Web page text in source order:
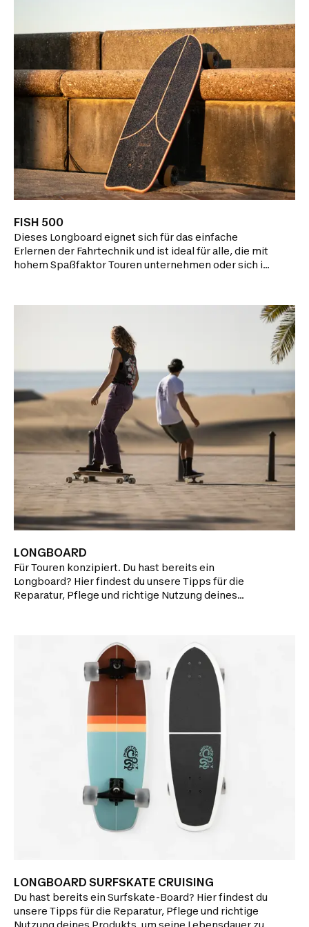
FISH 500
Dieses Longboard eignet sich für das einfache
Erlernen der Fahrtechnik und ist ideal für alle, die mit
hohem Spaßfaktor Touren unternehmen oder sich in
LONGBOARD
Für Touren konzipiert. Du hast bereits ein
Longboard? Hier findest du unsere Tipps für die
Reparatur, Pflege und richtige Nutzung deines
LONGBOARD SURFSKATE CRUISING
Du hast bereits ein Surfskate-Board? Hier findest du
unsere Tipps für die Reparatur, Pflege und richtige
Nutzung deines Produkts, um seine Lebensdauer zu